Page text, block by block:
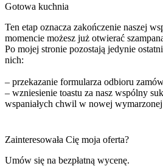
Gotowa kuchnia
Ten etap oznacza zakończenie naszej
momencie możesz już otwierać
Po mojej stronie pozostają jedynie
nich:
– przekazanie formularza odbioru
– wzniesienie toastu za nasz wspólny
wspaniałych chwil w nowej
Zainteresowała Cię moja oferta?
Umów się na bezpłatną wycenę.